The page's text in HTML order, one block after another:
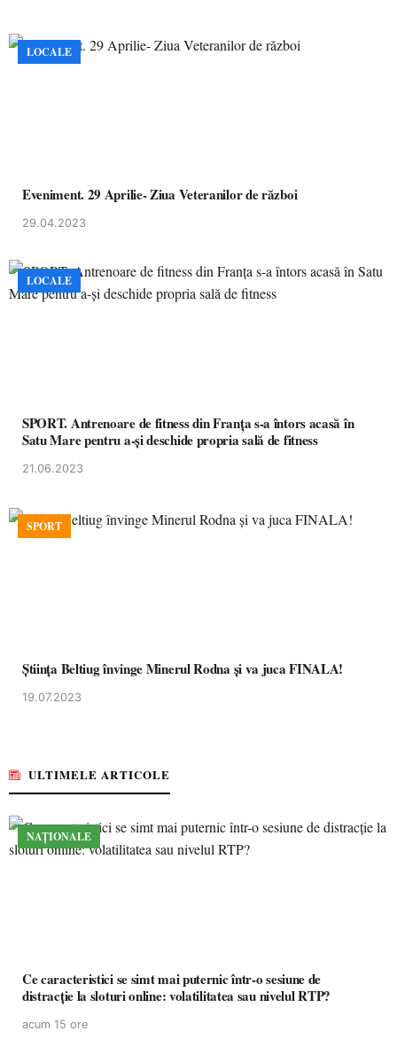
LOCALE
Eveniment. 29 Aprilie- Ziua Veteranilor de război
29.04.2023
LOCALE
SPORT. Antrenoare de fitness din Franța s-a întors acasă în
Satu Mare pentru a-și deschide propria sală de fitness
21.06.2023
SPORT
Ştiinţa Beltiug învinge Minerul Rodna şi va juca FINALA!
19.07.2023
ULTIMELE ARTICOLE
NAȚIONALE
Ce caracteristici se simt mai puternic într-o sesiune de
distracție la sloturi online: volatilitatea sau nivelul RTP?
acum 15 ore